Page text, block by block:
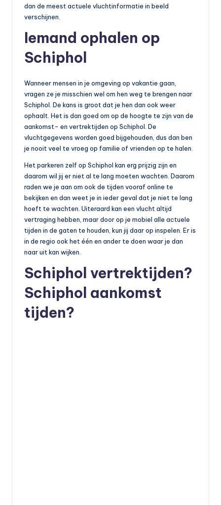
dan de meest actuele vluchtinformatie in beeld
verschijnen.
Iemand ophalen op
Schiphol
Wanneer mensen in je omgeving op vakantie gaan,
vragen ze je misschien wel om hen weg te brengen naar
Schiphol. De kans is groot dat je hen dan ook weer
ophaalt. Het is dan goed om op de hoogte te zijn van de
aankomst- en vertrektijden op Schiphol. De
vluchtgegevens worden goed bijgehouden, dus dan ben
je nooit veel te vroeg op familie of vrienden op te halen.
Het parkeren zelf op Schiphol kan erg prijzig zijn en
daarom wil jij er niet al te lang moeten wachten. Daarom
raden we je aan om ook de tijden vooraf online te
bekijken en dan weet je in ieder geval dat je niet te lang
hoeft te wachten. Uiteraard kan een vlucht altijd
vertraging hebben, maar door op je mobiel alle actuele
tijden in de gaten te houden, kun jij daar op inspelen. Er is
in de regio ook het één en ander te doen waar je dan
naar uit kan wijken.
Schiphol vertrektijden?
Schiphol aankomst
tijden?